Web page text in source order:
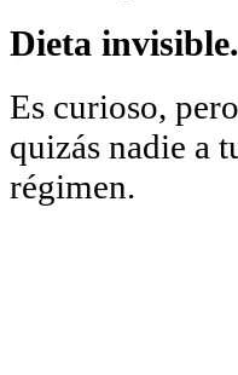
Dieta invisible.
Es curioso,
quizás nadie a
régimen.